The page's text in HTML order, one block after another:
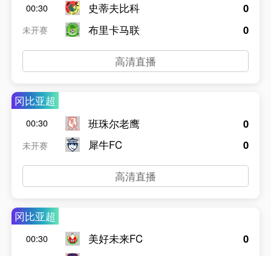
00:30
未开赛
史蒂夫比科
布里卡马联
0
0
高清直播
冈比亚超
00:30
未开赛
班珠尔老鹰
犀牛FC
0
0
高清直播
冈比亚超
00:30
美好未来FC
0